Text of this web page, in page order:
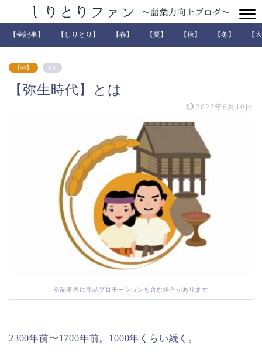
【全記事】 【しりとり】 【春】 【夏】 【秋】 【冬】 【
【や】 PR
【弥生時代】とは
2022年6月10日
※記事内に商品プロモーションを含む場合があります
2300年前〜1700年前。1000年くらい続く。